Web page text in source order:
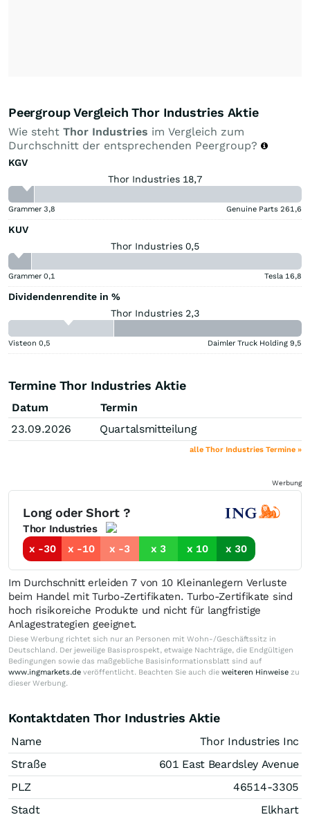
Peergroup Vergleich Thor Industries Aktie
Wie steht Thor Industries im Vergleich zum
Durchschnitt der entsprechenden Peergroup?
KGV
Thor Industries 18,7
Grammer 3,8 Genuine Parts 261,6
KUV
Thor Industries 0,5
Grammer 0,1 Tesla 16,8
Dividendenrendite in %
Thor Industries 2,3
Visteon 0,5 Daimler Truck Holding 9,5
Termine Thor Industries Aktie
Datum
Termin
23.09.2026
Quartalsmitteilung
alle Thor Industries Termine »
Werbung
Long oder Short ?
Thor Industries
x -30
x -10 x -3 x 3 x 10 x 30
Im Durchschnitt erleiden 7 von 10 Kleinanlegern Verluste
beim Handel mit Turbo-Zertifikaten. Turbo-Zertifikate sind
hoch risikoreiche Produkte und nicht für langfristige
Anlagestrategien geeignet.
Diese Werbung richtet sich nur an Personen mit Wohn-/Geschäftssitz in
Deutschland. Der jeweilige Basisprospekt, etwaige Nachträge, die Endgültigen
Bedingungen sowie das maßgebliche Basisinformationsblatt sind auf
www.ingmarkets.de veröffentlicht. Beachten Sie auch die weiteren Hinweise zu
dieser Werbung.
Kontaktdaten Thor Industries Aktie
Name
Thor Industries Inc
Straße
601 East Beardsley Avenue
PLZ
46514-3305
Stadt
Elkhart